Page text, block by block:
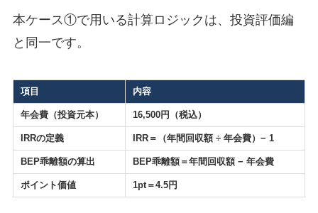
本ケース①で用いる計算ロジックは、投資評価編
と同一です。
項目 内容
年会費（投資元本） 16,500円（税込）
IRRの定義 IRR＝（年間回収額 ÷ 年会費）− 1
BEP乖離額の算出 BEP乖離額＝年間回収額 − 年会費
ポイント価値 1pt＝4.5円